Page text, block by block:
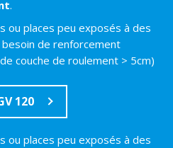
.
ou places peu exposés à des
de renforcement
couche de roulement > 5cm)
120
ou places peu exposés à des